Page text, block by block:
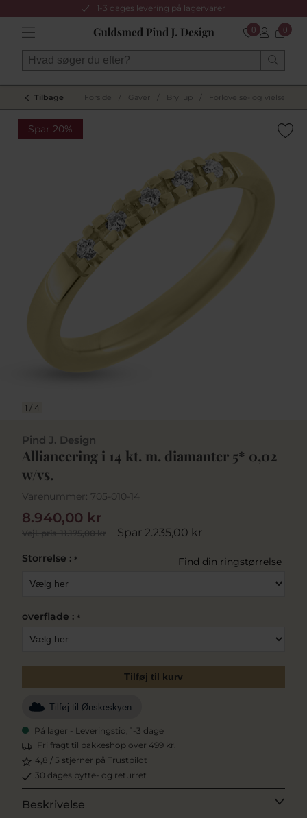
1-3 dages levering på lagervarer
0 0
Tilbage Forside Gaver Bryllup Forlovelse- og
Spar 20%
1 / 4
Pind J. Design
Alliancering i 14 kt. m. diamanter 5* 0,02
w/vs.
Varenummer: 705-010-14
Vejl. pris11.175,00 kr Spar 2.235,00 kr
8.940,00 kr
Storrelse : * Find din ringstørrelse
overflade : *
Tilføj til kurv
Tilføj til Ønskeskyen
På lager - Leveringstid, 1-3 dage
Fri fragt til pakkeshop over 499 kr.
4,8 / 5 stjerner på Trustpilot
30 dages bytte- og returret
Beskrivelse